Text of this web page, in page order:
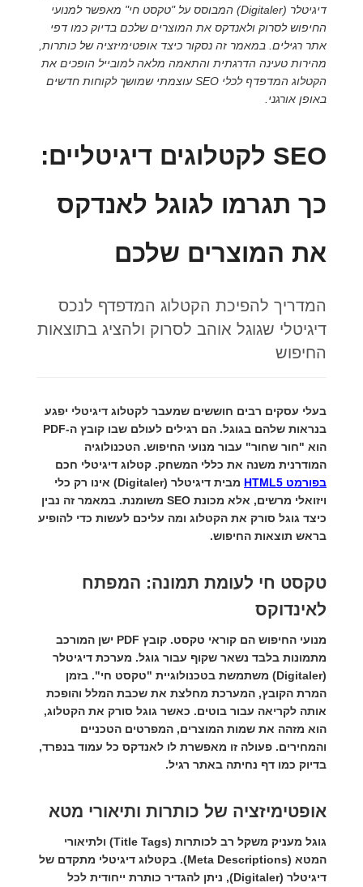
דיגיטלר (Digitaler) המבוסס על "טקסט חי" מאפשר למנועי
החיפוש לסרוק ולאנדקס את המוצרים שלכם בדיוק כמו דפי
אתר רגילים. במאמר זה נסקור כיצד אופטימיזציה של כותרות,
מהירות טעינה הדרגתית והתאמה מלאה למובייל הופכים את
הקטלוג המדפדף לכלי SEO עוצמתי שמושך לקוחות חדשים
באופן אורגני.
SEO לקטלוגים דיגיטליים:
כך תגרמו לגוגל לאנדקס
את המוצרים שלכם
המדריך להפיכת הקטלוג המדפדף לנכס
דיגיטלי שגוגל אוהב לסרוק ולהציג בתוצאות
החיפוש
בעלי עסקים רבים חוששים שמעבר לקטלוג דיגיטלי יפגע
בנראות שלהם בגוגל. הם רגילים לעולם שבו קובץ ה-PDF
הוא "חור שחור" עבור מנועי החיפוש. הטכנולוגיה
המודרנית משנה את כללי המשחק. קטלוג דיגיטלי חכם
בפורמט HTML5
מבית דיגיטלר (Digitaler)
אינו רק כלי
ויזואלי מרשים, אלא מכונת SEO משומנת. במאמר זה נבין
כיצד גוגל סורק את הקטלוג ומה עליכם לעשות כדי להופיע
בראש תוצאות החיפוש.
טקסט חי לעומת תמונה: המפתח
לאינדוקס
מנועי החיפוש הם קוראי טקסט. קובץ PDF ישן המורכב
מתמונות בלבד נשאר שקוף עבור גוגל. מערכת דיגיטלר
(Digitaler)
משתמשת בטכנולוגיית "טקסט חי". בזמן
המרת הקובץ, המערכת מחלצת את שכבת המלל והופכת
אותה לקריאה עבור בוטים. כאשר גוגל סורק את הקטלוג,
הוא מזהה את שמות המוצרים, המפרטים הטכניים
והמחירים. פעולה זו מאפשרת לו לאנדקס כל עמוד בנפרד,
בדיוק כמו דף נחיתה באתר רגיל.
אופטימיזציה של כותרות ותיאורי מטא
גוגל מעניק משקל רב לכותרות (Title Tags) ולתיאורי
המטא (Meta Descriptions). בקטלוג דיגיטלי מתקדם של
דיגיטלר (Digitaler)
, ניתן להגדיר כותרת ייחודית לכל